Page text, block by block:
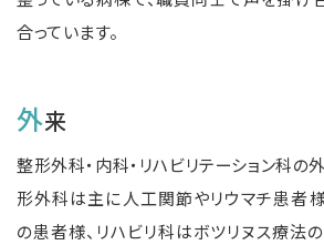
合っています。
外来
整形外科・内科・リハビリテーション科の
形外科は主に人工関節やリウマチ患者
の患者様、リハビリ科はボツリヌス療法